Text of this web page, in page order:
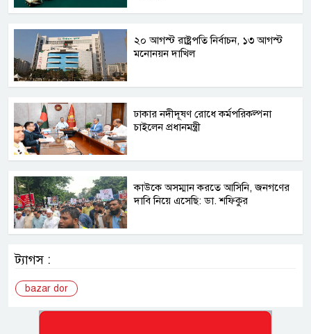
২০ আগস্ট রাষ্ট্রপতি নির্বাচন, ১৩ আগস্ট
মনোনয়ন দাখিল
ঢাকার নদীদূষণ রোধে কর্মপরিকল্পনা
চাইলেন প্রধানমন্ত্রী
কাউকে অসম্মান করতে আসিনি, জনগণের
দাবি নিয়ে এসেছি: ডা. শফিকুর
ট্যাগস :
bazar dor